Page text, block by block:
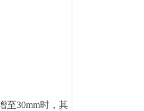
至30mm时，其